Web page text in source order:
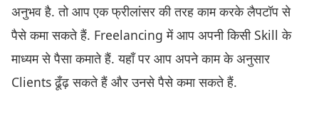
अनुभव है. तो आप एक फ्रीलांसर की तरह काम करके लैपटॉप से
पैसे कमा सकते हैं. Freelancing में आप अपनी किसी Skill के
माध्यम से पैसा कमाते हैं. यहाँ पर आप अपने काम के अनुसार
Clients ढूँढ़ सकते हैं और उनसे पैसे कमा सकते हैं.